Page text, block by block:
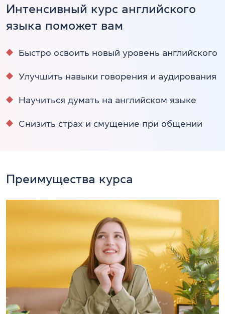
Интенсивный курс английского
языка поможет вам
Быстро освоить новый уровень английского
Улучшить навыки говорения и аудирования
Научиться думать на английском языке
Снизить страх и смущение при общении
Преимущества курса